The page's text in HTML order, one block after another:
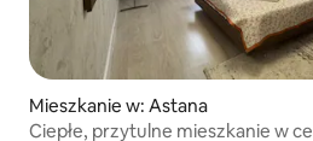
Mieszkanie w: Astana
Ciepłe, przytulne mieszkanie w